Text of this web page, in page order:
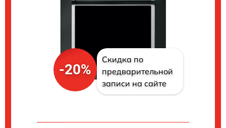
-20%
Скидка по
предварительной
записи на сайте